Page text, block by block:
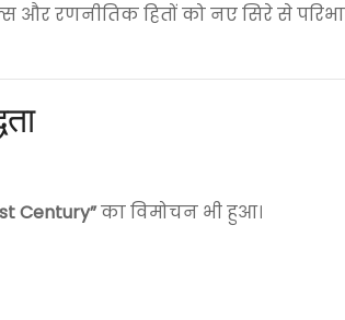
और रणनीतिक हितों को नए सिरे से
Century”का विमोचन भी हुआ।